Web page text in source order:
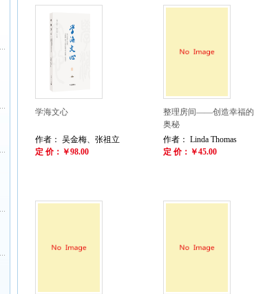
学海文心
作者： 吴金梅、张祖立
定 价：￥98.00
整理房间——创造幸福的
奥秘
作者： Linda Thomas
定 价：￥45.00